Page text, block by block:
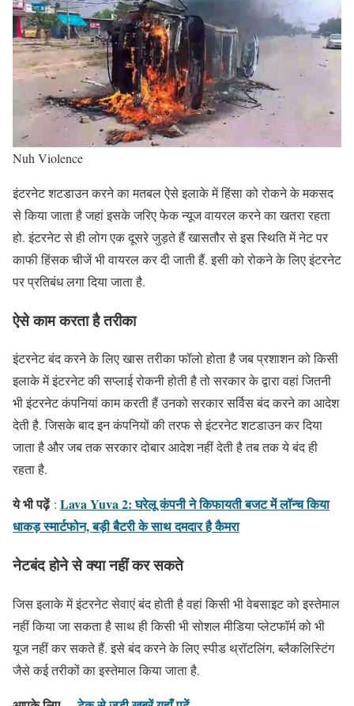
Nuh Violence
इंटरनेट शटडाउन करने का मतबल ऐसे इलाके में हिंसा को रोकने के मकसद
से किया जाता है जहां इसके जरिए फेक न्यूज वायरल करने का खतरा रहता
हो. इंटरनेट से ही लोग एक दूसरे जुड़ते हैं खासतौर से इस स्थिति में नेट पर
काफी हिंसक चीजें भी वायरल कर दी जाती हैं. इसी को रोकने के लिए इंटरनेट
पर प्रतिबंध लगा दिया जाता है.
ऐसे काम करता है तरीका
इंटरनेट बंद करने के लिए खास तरीका फॉलो होता है जब प्रशाशन को किसी
इलाके में इंटरनेट की सप्लाई रोकनी होती है तो सरकार के द्वारा वहां जितनी
भी इंटरनेट कंपनियां काम करती हैं उनको सरकार सर्विस बंद करने का आदेश
देती है. जिसके बाद इन कंपनियों की तरफ से इंटरनेट शटडाउन कर दिया
जाता है और जब तक सरकार दोबार आदेश नहीं देती है तब तक ये बंद ही
रहता है.
ये भी पढ़ें : Lava Yuva 2: घरेलू कंपनी ने किफायती बजट में लॉन्च किया
धाकड़ स्मार्टफोन, बड़ी बैटरी के साथ दमदार है कैमरा
नेटबंद होने से क्या नहीं कर सकते
जिस इलाके में इंटरनेट सेवाएं बंद होती है वहां किसी भी वेबसाइट को इस्तेमाल
नहीं किया जा सकता है साथ ही किसी भी सोशल मीडिया प्लेटफॉर्म को भी
यूज नहीं कर सकते हैं. इसे बंद करने के लिए स्पीड थ्रॉटलिंग, ब्लैकलिस्टिंग
जैसे कई तरीकों का इस्तेमाल किया जाता है.